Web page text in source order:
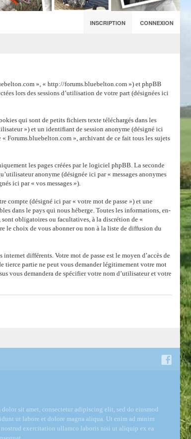
INSCRIPTION CONNEXION
», « http://forums.bluebelton.com ») et phpBB
lors des sessions d’utilisation de votre part (désignées ici
qui sont de petits fichiers texte téléchargés dans les
») et un identifiant de session anonyme (désigné ici
Forums.bluebelton.com », archivant de ce fait tous les sujets
les pages créées par le logiciel phpBB. La seconde
anonyme (désignée ici par « messages anonymes
ici par « vos messages »).
compte (désigné ici par « votre mot de passe ») et une
dans le pays qui nous héberge. Toutes les informations, en-
sont obligatoires ou facultatives, à la discrétion de «
le choix de vous abonner ou non à la liste de diffusion du
différents. Votre mot de passe est le moyen d’accès de
tierce partie ne peut vous demander légitimement votre mot
vous demandera de spécifier votre nom d’utilisateur et votre
dolor sit amet, consectetur adipiscing elit, sed do eiusmod
ut labore et dolore magna aliqua. Ut enim ad minim
exercitation ullamco laboris nisi ut aliquip ex ea